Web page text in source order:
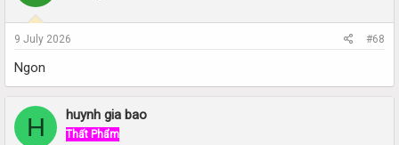
9 July 2026 #68
Ngon
H huynh gia bao
Thất Phẩm